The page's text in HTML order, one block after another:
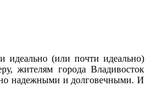
идеально (или почти идеально)
жителям города Владивосток
надежными и долговечными. И